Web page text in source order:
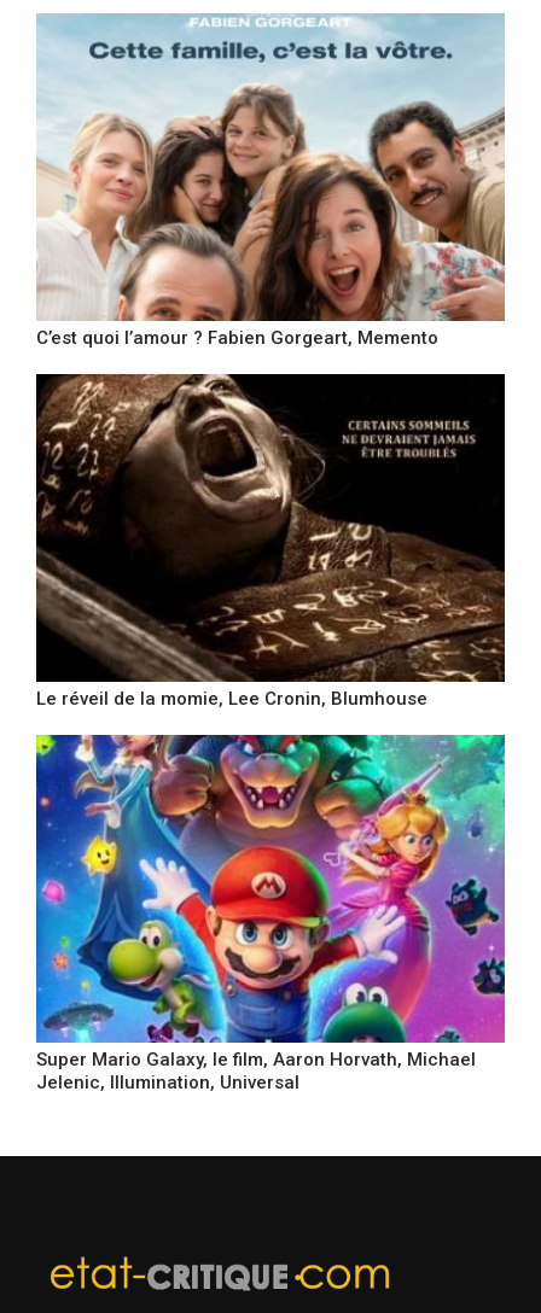
C’est quoi l’amour ? Fabien Gorgeart, Memento
Le réveil de la momie, Lee Cronin, Blumhouse
Super Mario Galaxy, le film, Aaron Horvath, Michael
Jelenic, Illumination, Universal